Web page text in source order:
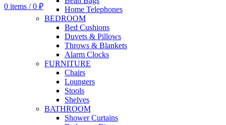
0 items / 0 ₽
Home Telephones
BEDROOM
Bed Cushions
Duvets & Pillows
Throws & Blankets
Alarm Clocks
FURNITURE
Chairs
Loungers
Stools
Shelves
BATHROOM
Shower Curtains